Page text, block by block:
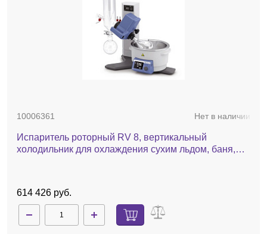
10006361 Нет в наличии
Испаритель роторный RV 8, вертикальный
холодильник для охлаждения сухим льдом, баня,
614 426 руб.